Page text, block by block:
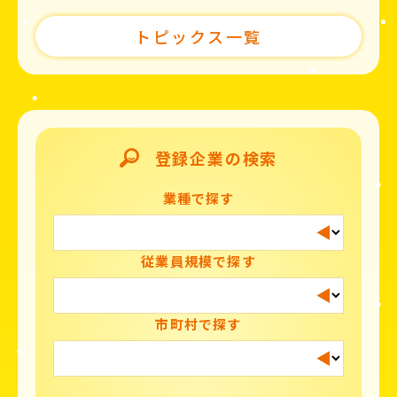
トピックス一覧
登録企業の検索
業種で探す
従業員規模で探す
市町村で探す